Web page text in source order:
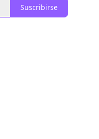
Suscribirse